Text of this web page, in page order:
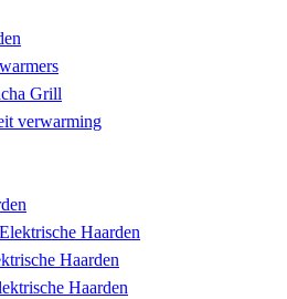
Grill
verwarming
Haarden
Haarden
Haarden